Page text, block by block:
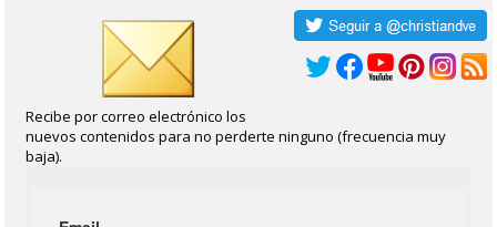
Recibe por correo electrónico los
nuevos contenidos para no perderte ninguno (frecuencia muy
baja).